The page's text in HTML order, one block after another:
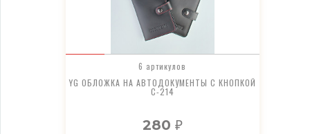
6 артикулов
YG ОБЛОЖКА НА АВТОДОКУМЕНТЫ С КНОПКОЙ
C-214
280 ₽